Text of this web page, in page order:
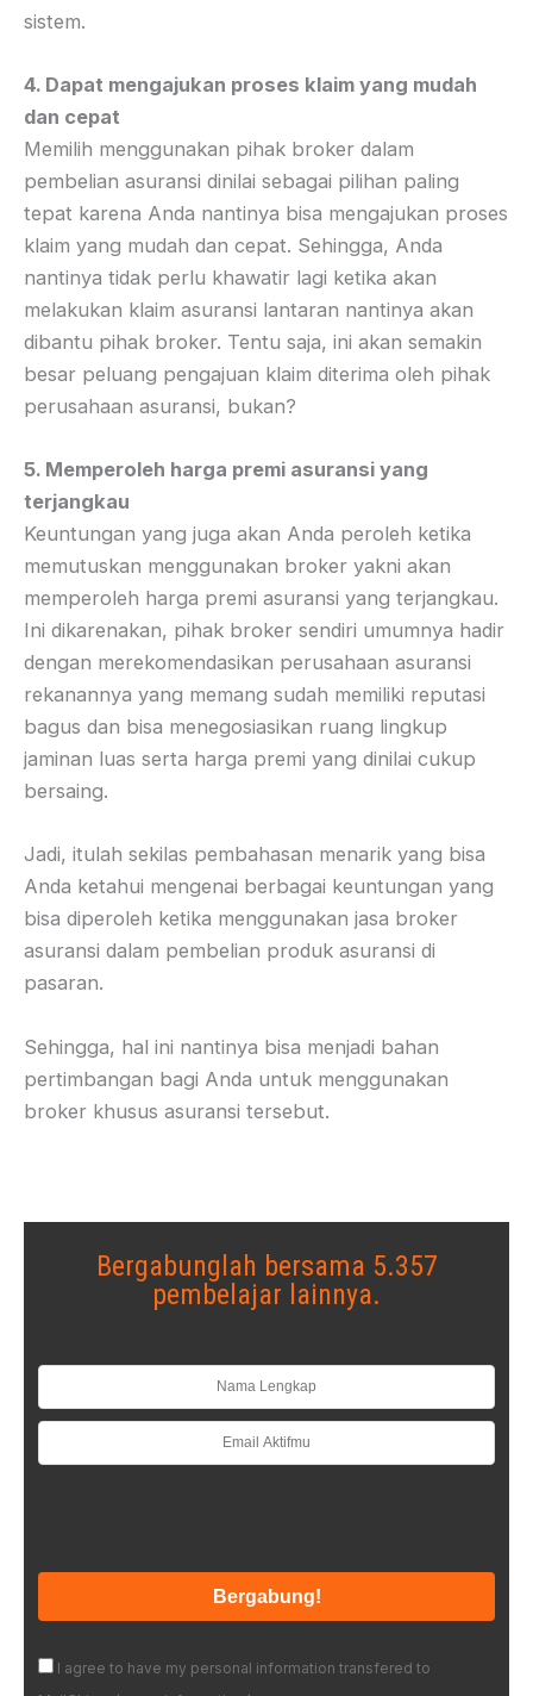
sistem.
4. Dapat mengajukan proses klaim yang mudah
dan cepat
Memilih menggunakan pihak broker dalam
pembelian asuransi dinilai sebagai pilihan paling
tepat karena Anda nantinya bisa mengajukan proses
klaim yang mudah dan cepat. Sehingga, Anda
nantinya tidak perlu khawatir lagi ketika akan
melakukan klaim asuransi lantaran nantinya akan
dibantu pihak broker. Tentu saja, ini akan semakin
besar peluang pengajuan klaim diterima oleh pihak
perusahaan asuransi, bukan?
5. Memperoleh harga premi asuransi yang
terjangkau
Keuntungan yang juga akan Anda peroleh ketika
memutuskan menggunakan broker yakni akan
memperoleh harga premi asuransi yang terjangkau.
Ini dikarenakan, pihak broker sendiri umumnya hadir
dengan merekomendasikan perusahaan asuransi
rekanannya yang memang sudah memiliki reputasi
bagus dan bisa menegosiasikan ruang lingkup
jaminan luas serta harga premi yang dinilai cukup
bersaing.
Jadi, itulah sekilas pembahasan menarik yang bisa
Anda ketahui mengenai berbagai keuntungan yang
bisa diperoleh ketika menggunakan jasa broker
asuransi dalam pembelian produk asuransi di
pasaran.
Sehingga, hal ini nantinya bisa menjadi bahan
pertimbangan bagi Anda untuk menggunakan
broker khusus asuransi tersebut.
Bergabunglah bersama 5.357
pembelajar lainnya.
I agree to have my personal information transfered to